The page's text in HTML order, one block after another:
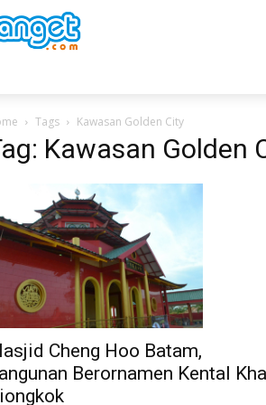
Tags Kawasan Golden City
Kawasan Golden
Cheng Hoo Batam,
Berornamen Kental